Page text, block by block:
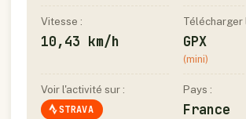
Vitesse :
10,43 km/h
Télécharger
GPX
(mini)
Voir l'activité sur :
STRAVA
Pays :
France